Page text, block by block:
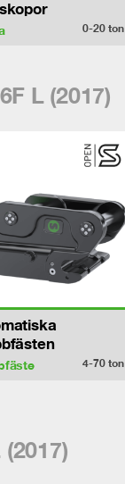
0-20ton
L (2017)
4-70ton